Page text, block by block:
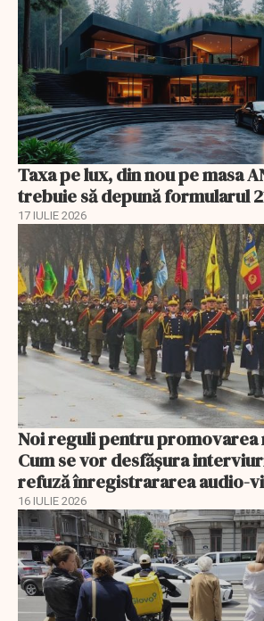
Taxa pe lux, din nou pe masa
trebuie să depună formularul
17 IULIE 2026
Noi reguli pentru
Cum se vor desfășura
refuză înregistrararea audio-
16 IULIE 2026